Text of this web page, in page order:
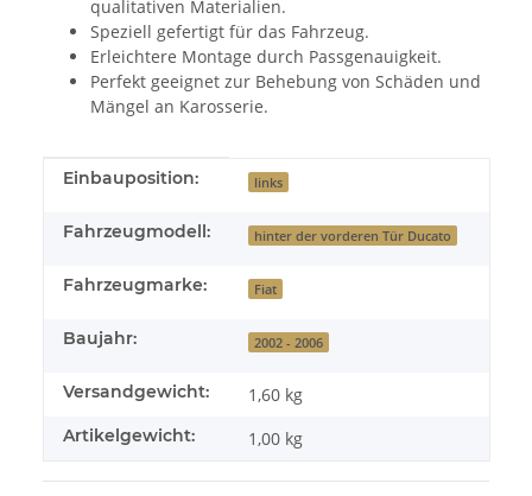
qualitativen Materialien.
Speziell gefertigt für das Fahrzeug.
Erleichtere Montage durch Passgenauigkeit.
Perfekt geeignet zur Behebung von Schäden und
Mängel an Karosserie.
Produkteigenschaft
Wert
Einbauposition: links
Fahrzeugmodell: hinter der vorderen Tür Ducato
Fahrzeugmarke: Fiat
Baujahr: 2002 - 2006
Versandgewicht: 1,60 kg
Artikelgewicht: 1,00 kg